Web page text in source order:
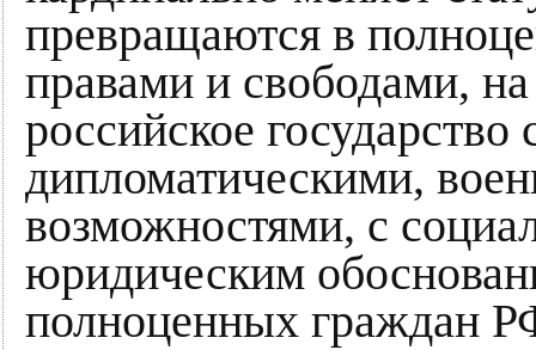
превращаются в
правами и свободами,
российское
дипломатическими,
возможностями, с
юридическим
полноценных граждан